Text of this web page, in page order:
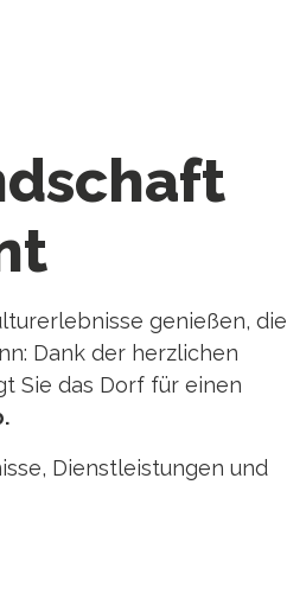
genießen, die
Dank der herzlichen
Sie das Dorf für einen
Dienstleistungen und